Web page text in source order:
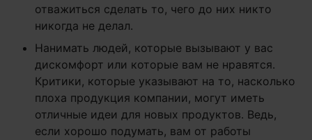
отважиться сделать то, чего до них никто
никогда не делал.
Нанимать людей, которые вызывают у вас
дискомфорт или которые вам не нравятся.
Критики, которые указывают на то, насколько
плоха продукция компании, могут иметь
отличные идеи для новых продуктов. Ведь,
если хорошо подумать, вам от работы